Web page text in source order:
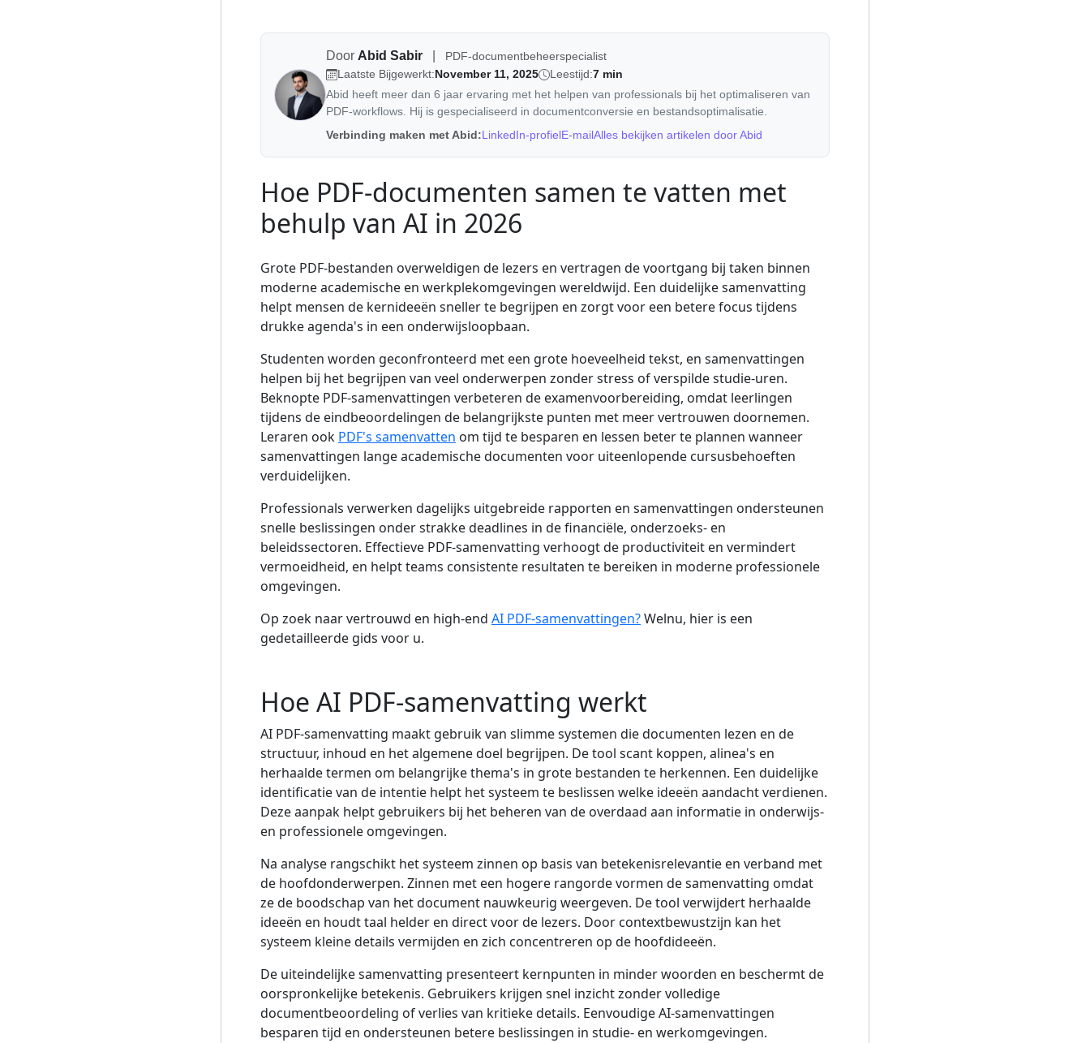
Door Abid Sabir
PDF-documentbeheerspecialist
Laatste Bijgewerkt:November 11, 2025 Leestijd:7 min
Abid heeft meer dan 6 jaar ervaring met het helpen van professionals bij het optimaliseren van
PDF-workflows. Hij is gespecialiseerd in documentconversie en bestandsoptimalisatie.
Verbinding maken met Abid:LinkedIn-profielE-mailAlles bekijken artikelen door Abid
Hoe PDF-documenten samen te vatten met
behulp van AI in 2026
Grote PDF-bestanden overweldigen de lezers en vertragen de voortgang bij taken binnen
moderne academische en werkplekomgevingen wereldwijd. Een duidelijke samenvatting
helpt mensen de kernideeën sneller te begrijpen en zorgt voor een betere focus tijdens
drukke agenda's in een onderwijsloopbaan.
Studenten worden geconfronteerd met een grote hoeveelheid tekst, en samenvattingen
helpen bij het begrijpen van veel onderwerpen zonder stress of verspilde studie-uren.
Beknopte PDF-samenvattingen verbeteren de examenvoorbereiding, omdat leerlingen
tijdens de eindbeoordelingen de belangrijkste punten met meer vertrouwen doornemen.
Leraren ook PDF's samenvatten om tijd te besparen en lessen beter te plannen wanneer
samenvattingen lange academische documenten voor uiteenlopende cursusbehoeften
verduidelijken.
Professionals verwerken dagelijks uitgebreide rapporten en samenvattingen ondersteunen
snelle beslissingen onder strakke deadlines in de financiële, onderzoeks- en
beleidssectoren. Effectieve PDF-samenvatting verhoogt de productiviteit en vermindert
vermoeidheid, en helpt teams consistente resultaten te bereiken in moderne professionele
omgevingen.
Op zoek naar vertrouwd en high-end AI PDF-samenvattingen?Welnu, hier is een
gedetailleerde gids voor u.
Hoe AI PDF-samenvatting werkt
AI PDF-samenvatting maakt gebruik van slimme systemen die documenten lezen en de
structuur, inhoud en het algemene doel begrijpen. De tool scant koppen, alinea's en
herhaalde termen om belangrijke thema's in grote bestanden te herkennen. Een duidelijke
identificatie van de intentie helpt het systeem te beslissen welke ideeën aandacht verdienen.
Deze aanpak helpt gebruikers bij het beheren van de overdaad aan informatie in onderwijs-
en professionele omgevingen.
Na analyse rangschikt het systeem zinnen op basis van betekenisrelevantie en verband met
de hoofdonderwerpen. Zinnen met een hogere rangorde vormen de samenvatting omdat
ze de boodschap van het document nauwkeurig weergeven. De tool verwijdert herhaalde
ideeën en houdt taal helder en direct voor de lezers. Door contextbewustzijn kan het
systeem kleine details vermijden en zich concentreren op de hoofdideeën.
De uiteindelijke samenvatting presenteert kernpunten in minder woorden en beschermt de
oorspronkelijke betekenis. Gebruikers krijgen snel inzicht zonder volledige
documentbeoordeling of verlies van kritieke details. Eenvoudige AI-samenvattingen
besparen tijd en ondersteunen betere beslissingen in studie- en werkomgevingen.